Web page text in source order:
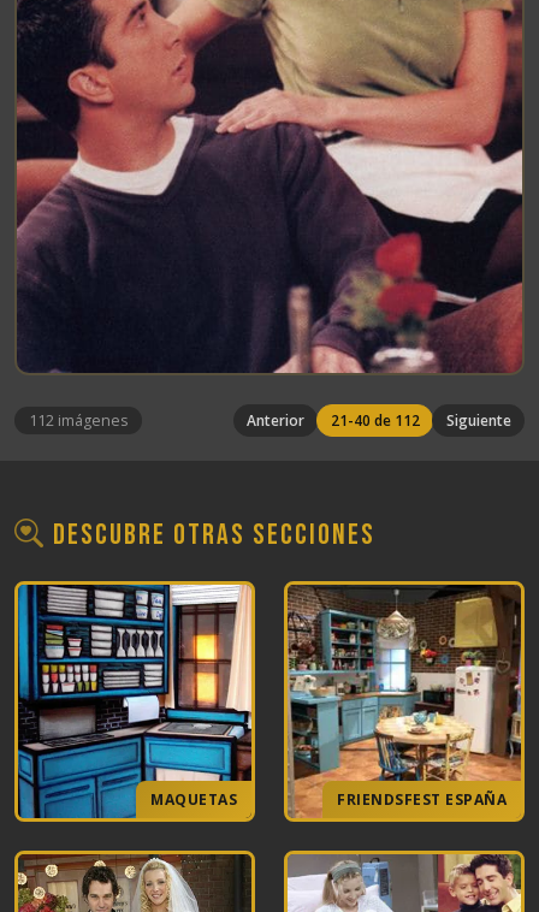
112 imágenes Anterior 21-40 de 112 Siguiente
Descubre otras secciones
MAQUETAS FRIENDSFEST ESPAÑA